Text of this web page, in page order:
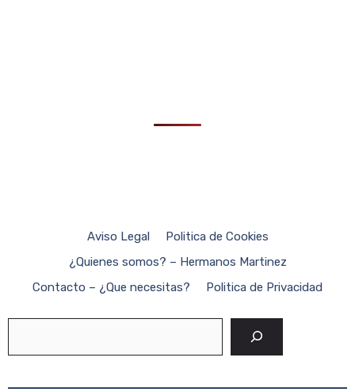
Aviso Legal
Politica de Cookies
¿Quienes somos? – Hermanos Martinez
Contacto – ¿Que necesitas?
Politica de Privacidad